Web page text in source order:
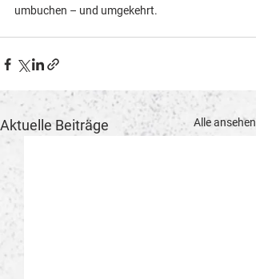
umbuchen – und umgekehrt.
Aktuelle Beiträge Alle ansehen